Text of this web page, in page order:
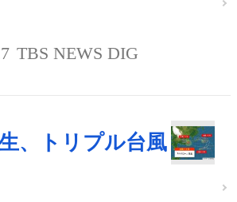
TBS NEWS DIG
、トリプル台風